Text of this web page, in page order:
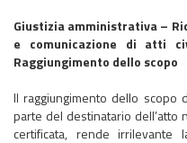
Giustizia amministrativa –
e comunicazione di atti
Raggiungimento dello scopo
Il raggiungimento dello scopo
parte del destinatario dell’atto
certificata, rende